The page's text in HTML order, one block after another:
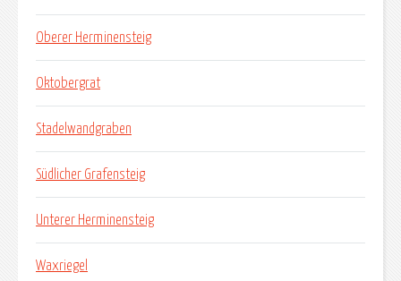
Oberer Herminensteig
Oktobergrat
Stadelwandgraben
Südlicher Grafensteig
Unterer Herminensteig
Waxriegel